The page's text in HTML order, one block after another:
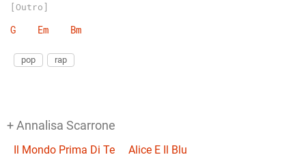
[Outro]
G Em Bm
pop rap
+ Annalisa Scarrone
Il Mondo Prima Di Te Alice E Il Blu